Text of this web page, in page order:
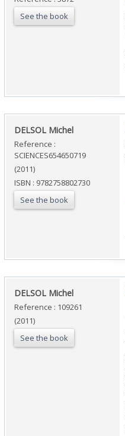
See the book
‎DELSOL Michel‎
Reference :
SCIENCES654650719
(2011)
ISBN : 9782758802730
See the book
‎DELSOL Michel‎
Reference : 109261
(2011)
See the book